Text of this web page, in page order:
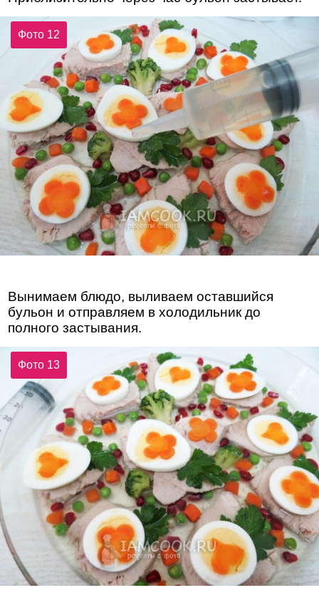
Фото 12
Вынимаем блюдо, выливаем оставшийся
бульон и отправляем в холодильник до
полного застывания.
Фото 13